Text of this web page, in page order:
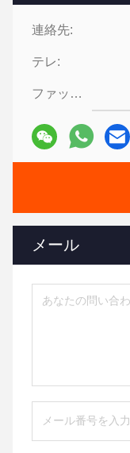
連絡先:
テレ:
ファックス:
メール